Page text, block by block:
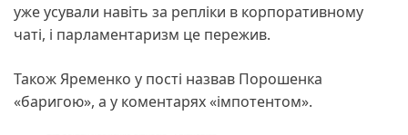
уже усували навіть за репліки в корпоративному
чаті, і парламентаризм це пережив.
Також Яременко у пості назвав Порошенка
«баригою», а у коментарях «імпотентом».